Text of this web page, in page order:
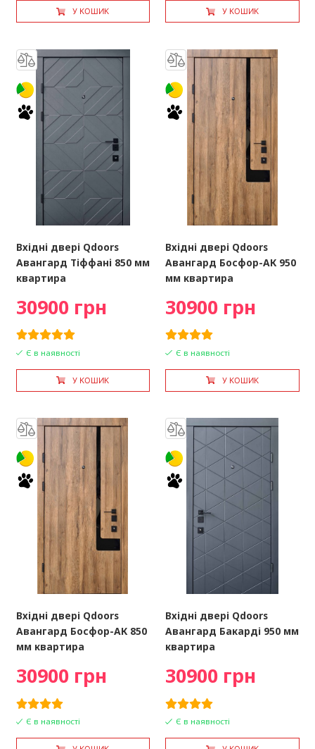
У КОШИК У КОШИК
Вхідні двері Qdoors
Авангард Тіффані 850 мм
квартира
30900 грн
Є в наявності
У КОШИК
Вхідні двері Qdoors
Авангард Босфор-АК 950
мм квартира
30900 грн
Є в наявності
У КОШИК
Вхідні двері Qdoors
Авангард Босфор-АК 850
мм квартира
30900 грн
Є в наявності
Вхідні двері Qdoors
Авангард Бакарді 950 мм
квартира
30900 грн
Є в наявності